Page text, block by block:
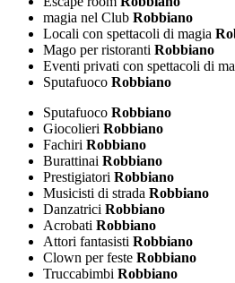
magia nel Club Robbiano
Locali con spettacoli di magia
Mago per ristoranti Robbiano
Eventi privati con spettacoli di
Sputafuoco Robbiano
Sputafuoco Robbiano
Giocolieri Robbiano
Fachiri Robbiano
Burattinai Robbiano
Prestigiatori Robbiano
Musicisti di strada Robbiano
Danzatrici Robbiano
Acrobati Robbiano
Attori fantasisti Robbiano
Clown per feste Robbiano
Truccabimbi Robbiano